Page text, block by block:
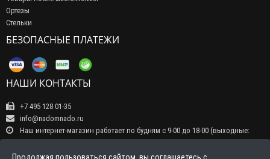
Ортезы
Стельки
БЕЗОПАСНЫЕ ПЛАТЕЖИ
НАШИ КОНТАКТЫ
+7 495 128 01-35
info@nadomnado.ru
Наш интернет-магазин работает по будням с 9-00 до 18-00 (выходные:
суббота, воскресенье, праздничные дни) Прием заказов на сайте -
круглосуточно, обрабатываются заказы в рабочие дни с 9-00 до 18-00